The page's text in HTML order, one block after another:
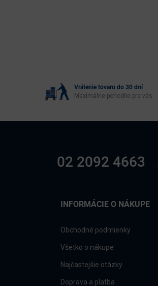
Vrátenie tovaru do 30 dní
Maximálne pohodlie pre vás
02 2092 4663
INFORMÁCIE O NÁKUPE
Obchodné podmienky
Všetko o nákupe
Najčastejšie otázky
Doprava a platba